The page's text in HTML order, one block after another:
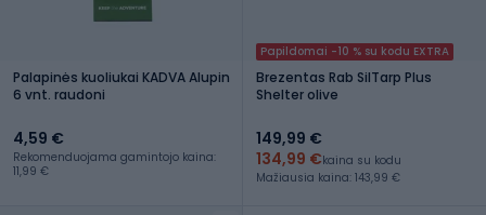
Palapinės kuoliukai KADVA Alupin
6 vnt. raudoni
4,59 €
Rekomenduojama gamintojo kaina:
11,99 €
Papildomai -10 % su kodu EXTRA
Brezentas Rab SilTarp Plus
Shelter olive
149,99 €
134,99 €kaina su kodu
Mažiausia kaina: 143,99 €